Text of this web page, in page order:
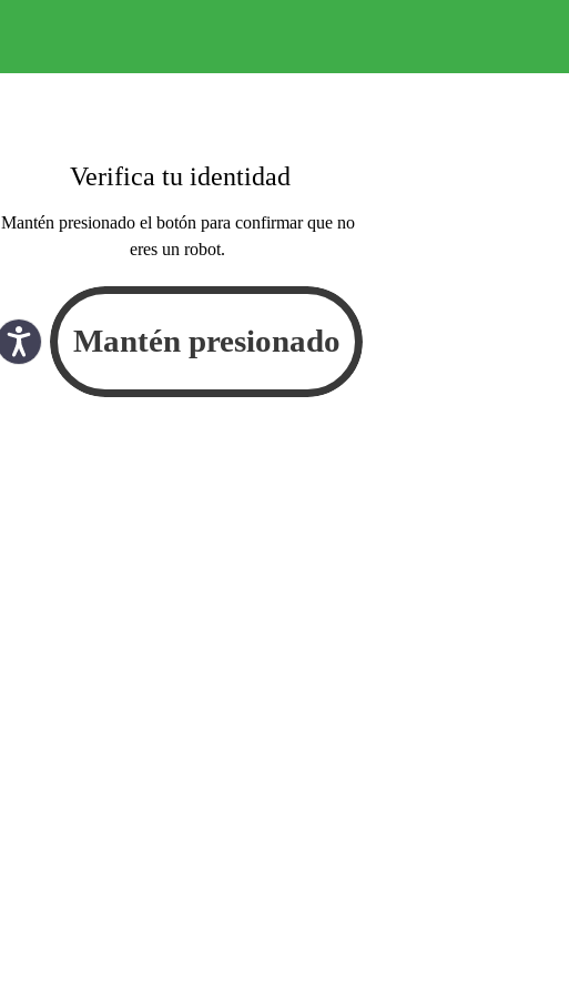
Verifica tu identidad
Mantén presionado el botón para confirmar que no
eres un robot.